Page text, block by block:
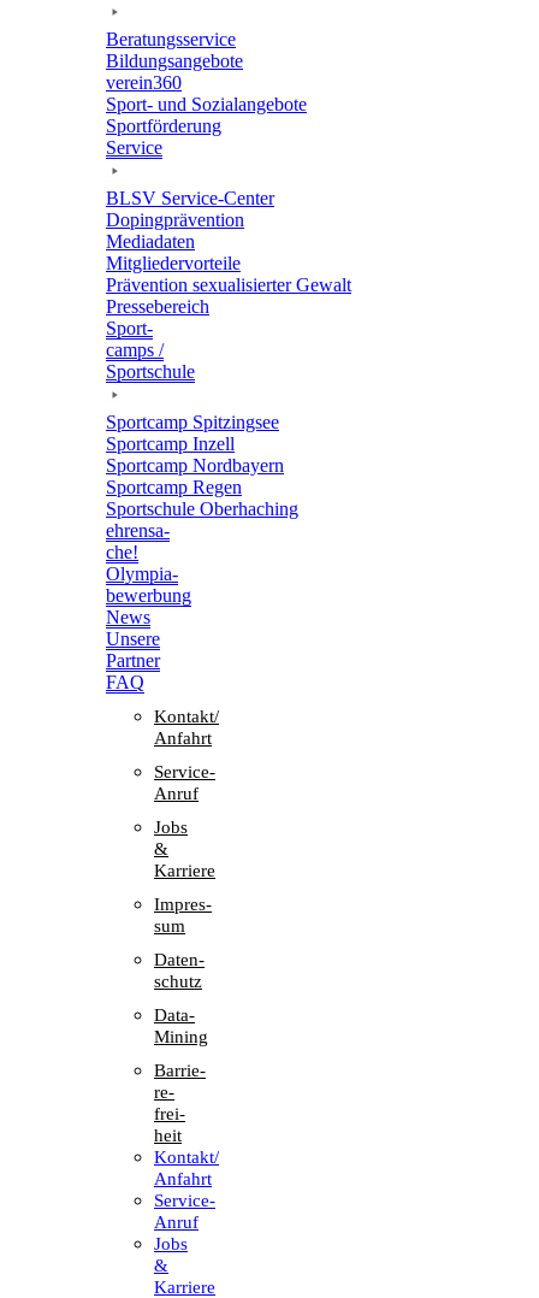
Bera­tungs­ser­vice
Bildungs­an­ge­bote
verein360
Sport- und Sozialangebote
Sport­för­de­rung
Service
BLSV Service-Center
Doping­prä­ven­tion
Media­da­ten
Mitglie­der­vor­teile
Präven­tion sexua­li­sier­ter Gewalt
Pres­se­be­reich
Sport­
camps /
Sportschule
Sport­camp Spitzingsee
Sport­camp Inzell
Sport­camp Nordbayern
Sport­camp Regen
Sport­schule Oberhaching
ehren­sa­
che!
Olym­pia­
be­wer­bung
News
Unsere
Part­ner
FAQ
Kontakt/​​
Anfahrt
Service-
Anruf
Jobs
&
Karriere
Impres­
sum
Daten­
schutz
Data-
Mining
Barrie­
re­
frei­
heit
Kontakt/​​
Anfahrt
Service-
Anruf
Jobs
&
Karriere